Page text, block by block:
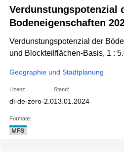
Verdunstungspotenzial
Bodeneigenschaften
Verdunstungspotenzial der
und Blockteilflächen-Basis, 1 :
Geographie und Stadtplanung
Lizenz:
dl-de-zero-2.0
Stand:
13.01.2024
Formate:
WFS